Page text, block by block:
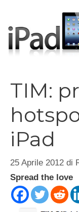
contenuto
TIM:
iPad
25 Aprile 2012 di
Spread the love